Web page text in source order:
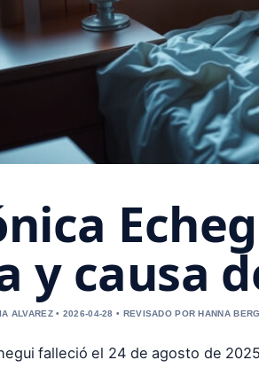
y causa
ALVAREZ • 2026-04-28 • REVISADO POR HANNA
falleció el 24 de agosto de